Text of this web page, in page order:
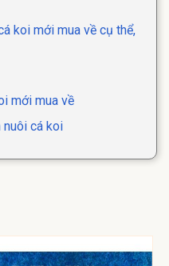
koi mới mua về cụ thể,
mới mua về
nuôi cá koi